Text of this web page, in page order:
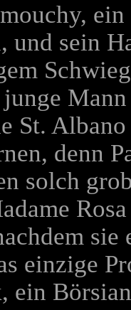
und sein
St.
denn
solch
einzige
ein